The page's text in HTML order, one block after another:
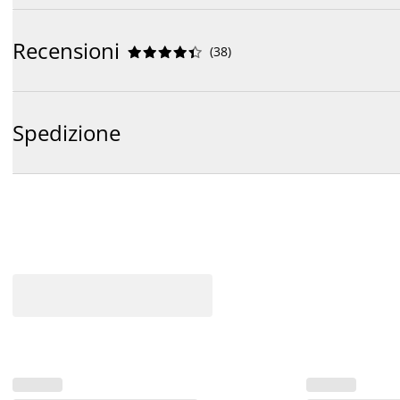
Recensioni 




 (38)
Spedizione